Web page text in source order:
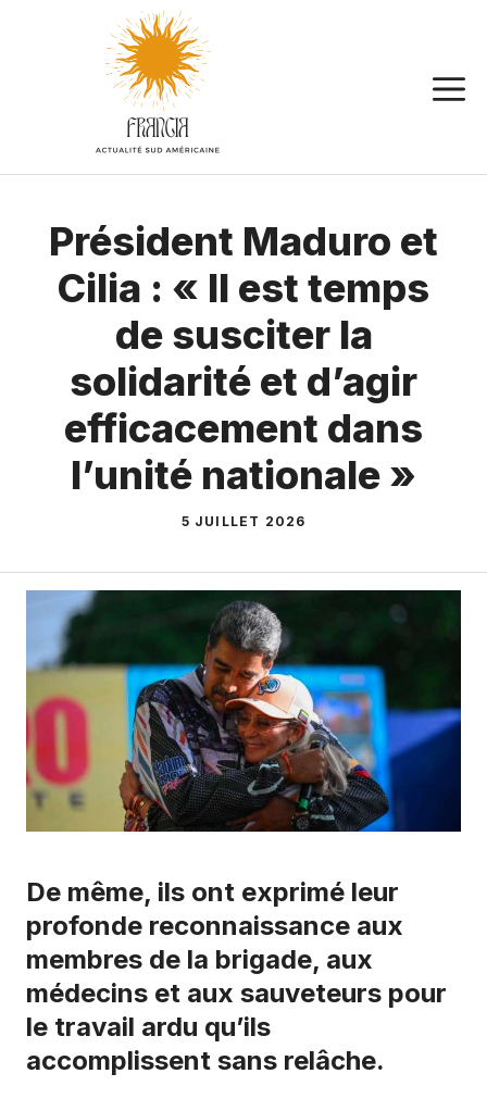
Président Maduro et
Cilia : « Il est temps
de susciter la
solidarité et d’agir
efficacement dans
l’unité nationale »
5 JUILLET 2026
De même, ils ont exprimé leur
profonde reconnaissance aux
membres de la brigade, aux
médecins et aux sauveteurs pour
le travail ardu qu’ils
accomplissent sans relâche.